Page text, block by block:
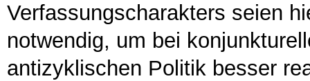
Verfassungscharakters seien
notwendig, um bei
antizyklischen Politik besser